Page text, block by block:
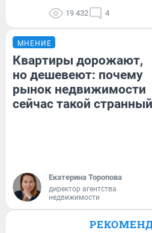
19 432 4
МНЕНИЕ
Квартиры дорожают,
но дешевеют: почему
рынок недвижимости
сейчас такой странный
Екатерина Торопова
директор агентства
недвижимости